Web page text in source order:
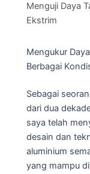
Menguji Daya
Ekstrim
Mengukur
Berbagai
Sebagai
dari dua
saya telah
desain dan
aluminium
yang mampu